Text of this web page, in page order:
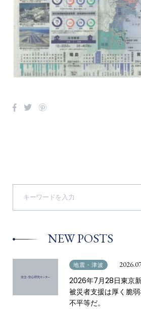
a
h
o
NEW POSTS
地震・津波
2026年7月28日東京
被災者支援は厚く脆
不平等だ。